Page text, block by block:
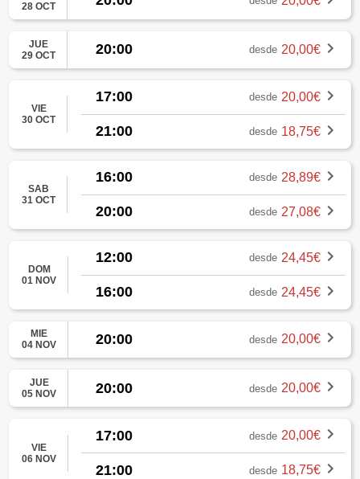
28 OCT
JUE
29 OCT
20:00 desde 20,00€
VIE
30 OCT
17:00 desde 20,00€
21:00 desde 18,75€
SAB
31 OCT
16:00 desde 28,89€
20:00 desde 27,08€
DOM
01 NOV
12:00 desde 24,45€
16:00 desde 24,45€
MIE
04 NOV
20:00 desde 20,00€
JUE
05 NOV
20:00 desde 20,00€
VIE
06 NOV
17:00 desde 20,00€
21:00 desde 18,75€